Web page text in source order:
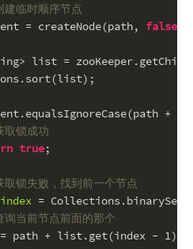
临时顺序节点
= createNode(path,
false
list =
+
锁成功
true;
锁失败，找到前一个节点
index =
当前节点前面的那个
path + list.get(index -
1);